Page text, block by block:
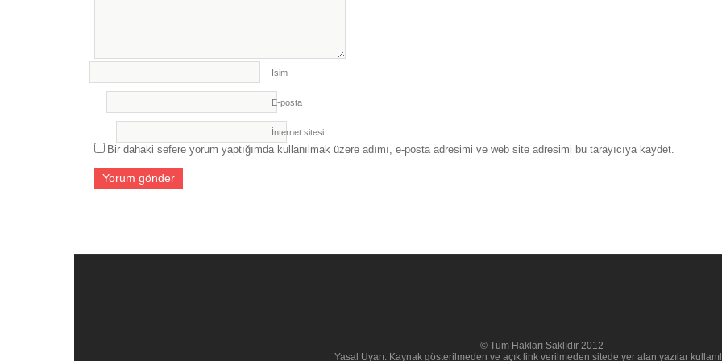
İsim
E-posta
İnternet sitesi
Bir dahaki sefere yorum yaptığımda kullanılmak üzere adımı, e-posta adresimi ve web site adresimi bu tarayıcıya kaydet.
© Tüm Hakları Saklıdır 2012
Yasal Uyarı: Kaynak gösterilmeden ve açık link verilmeden sitede yer alan yazılar